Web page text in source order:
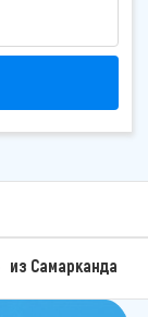
из Самарканда